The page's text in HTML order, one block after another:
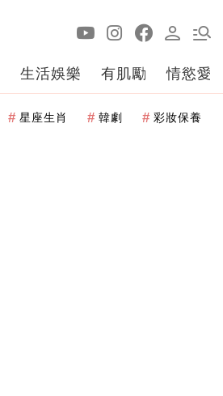
生活娛樂 有肌勵 情慾愛
星座生肖 韓劇 彩妝保養